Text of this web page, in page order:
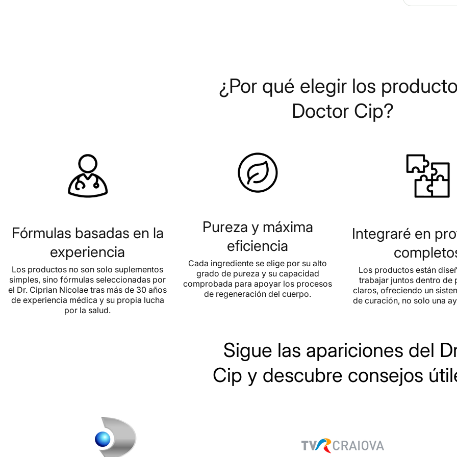
Puede
¿Cómo
Los
bioactivos,
estudian por
Los
compuestos
equilibrio
El Reishi
estimulante
adaptarse
de manera
¿Qué
El Reishi es
efectos
¿Por qué elegir los
Doctor Cip?
Fórmulas basadas en la
experiencia
Los productos no son solo suplementos
simples, sino fórmulas seleccionadas por
el Dr. Ciprian Nicolae tras más de 30 años
de experiencia médica y su propia lucha
por la salud.
Pureza y máxima
eficiencia
Cada ingrediente se elige por su alto
grado de pureza y su capacidad
comprobada para apoyar los procesos
de regeneración del cuerpo.
Integraré en
Los productos están
trabajar juntos dentro de
claros, ofreciendo un
de curación, no solo una
Sigue las apariciones del
Cip y descubre consejos